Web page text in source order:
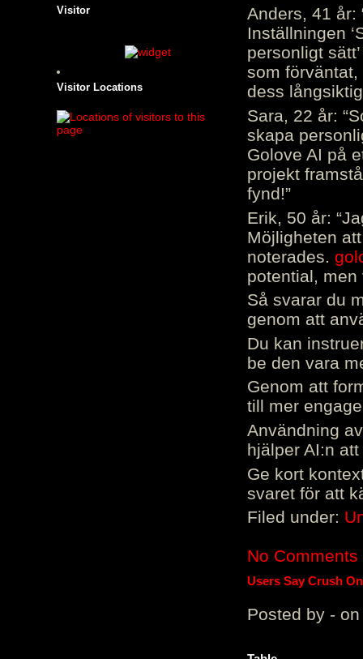
Visitor
Visitor Locations
Anders, 41 år:
Inställningen
personligt
som
dess
Sara, 22 år:
skapa
Golove AI på
projekt
fynd!”
Erik, 50 år:
Möjligheten
noterades.
potential, men
Så svarar du
genom att
Du kan
be den vara
Genom att
till mer
Användning
hjälper AI:n
Ge kort
svaret för att
Filed under:
No Comments
Users Say Crush
Posted by - on